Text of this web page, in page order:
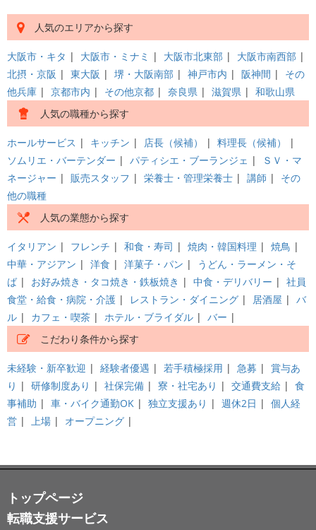
人気のエリアから探す
大阪市・キタ | 大阪市・ミナミ | 大阪市北東部 | 大阪市南西部 |
北摂・京阪 | 東大阪 | 堺・大阪南部 | 神戸市内 | 阪神間 | その
他兵庫 | 京都市内 | その他京都 | 奈良県 | 滋賀県 | 和歌山県
人気の職種から探す
ホールサービス | キッチン | 店長（候補） | 料理長（候補）
|
ソムリエ・バーテンダー | パティシエ・ブーランジェ |
ＳＶ・マ
ネージャー | 販売スタッフ | 栄養士・管理栄養士 | 講師 | その
他の職種
人気の業態から探す
イタリアン | フレンチ | 和食・寿司 | 焼肉・韓国料理 | 焼鳥 |
中華・アジアン | 洋食 | 洋菓子・パン |
うどん・ラーメン・そ
ば | お好み焼き・タコ焼き・鉄板焼き | 中食・デリバリー | 社員
食堂・給食・病院・介護 | レストラン・ダイニング | 居酒屋 | バ
ル | カフェ・喫茶 | ホテル・ブライダル | バー |
こだわり条件から探す
未経験・新卒歓迎 | 経験者優遇 | 若手積極採用 | 急募 | 賞与あ
り | 研修制度あり | 社保完備 | 寮・社宅あり | 交通費支給 | 食
事補助 | 車・バイク通勤OK | 独立支援あり | 週休2日 | 個人経
営 | 上場 | オープニング |
トップページ
転職支援サービス